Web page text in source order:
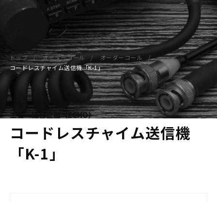
トップ オーダーコール
オーダーコール
コードレスチャイム送信機「K-1」
エコー総合企画（ECHO）
コードレスチャイム送信機
「K-1」